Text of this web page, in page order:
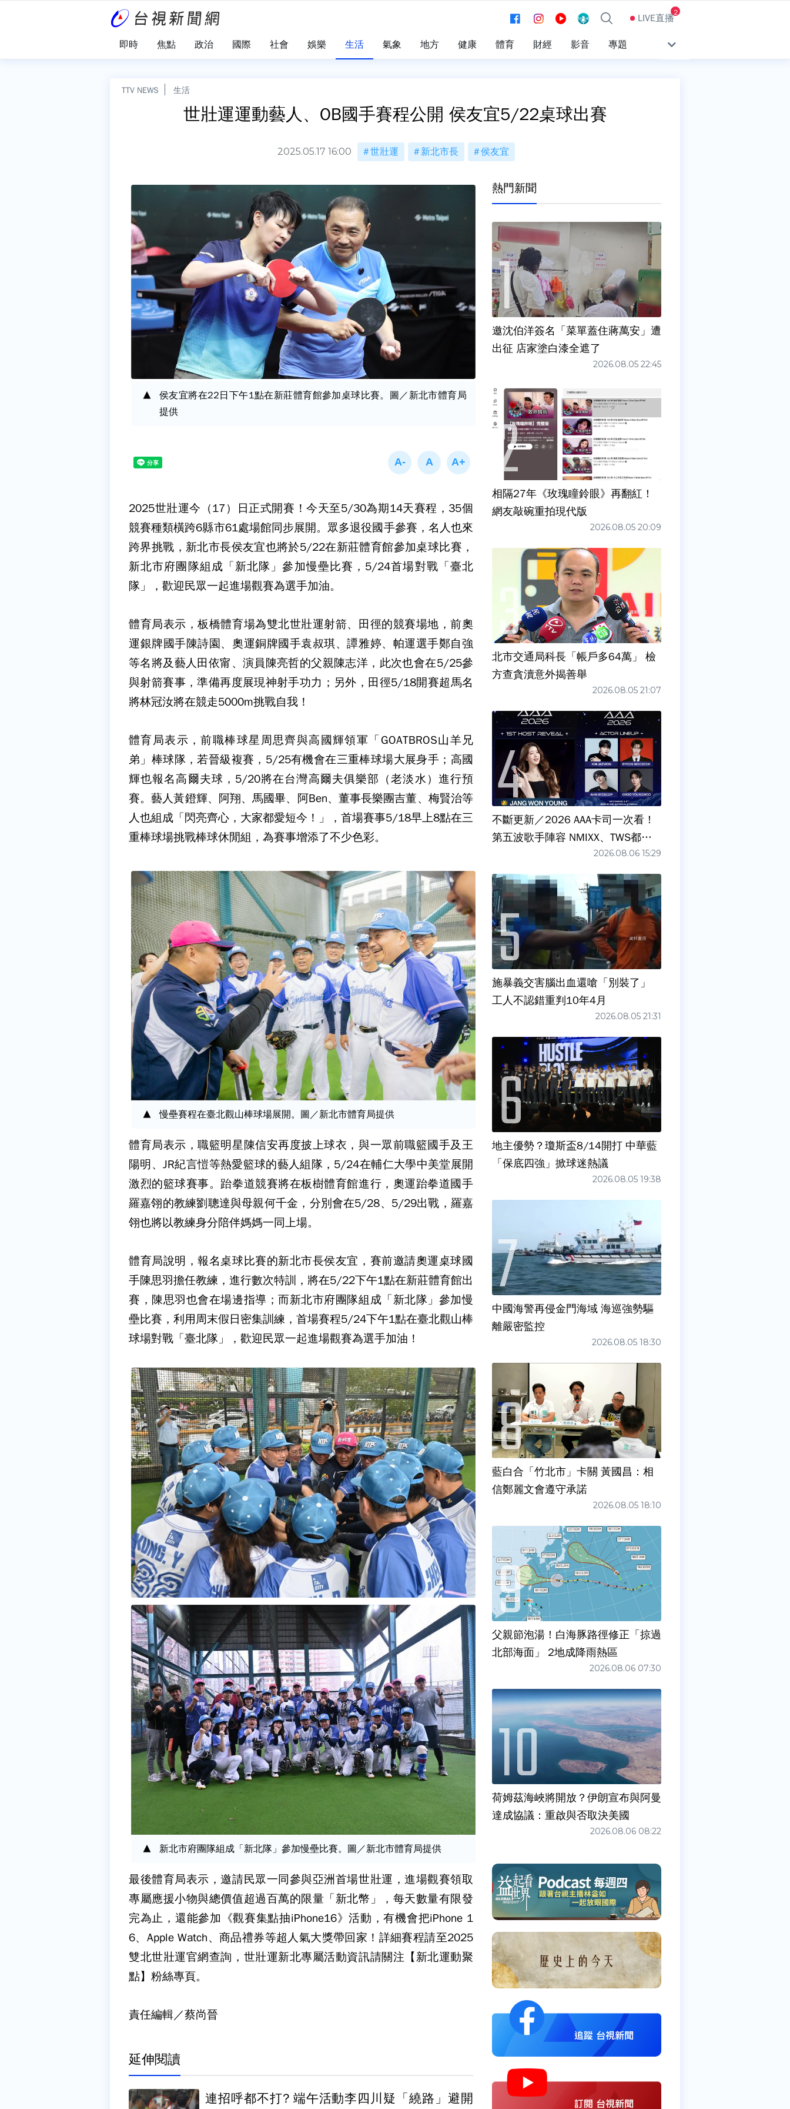
LIVE直播2
即時 焦點 政治 國際 社會 娛樂 生活 氣象 地方 健康 體育 財經 影音 專題
TTV NEWS 生活
世壯運運動藝人、OB國手賽程公開 侯友宜5/22桌球出賽
2025.05.17 16:00 世壯運 新北市長 侯友宜
侯友宜將在22日下午1點在新莊體育館參加桌球比賽。圖／新北市體育局
提供
2025世壯運今（17）日正式開賽！今天至5/30為期14天賽程，35個
競賽種類橫跨6縣市61處場館同步展開。眾多退役國手參賽，名人也來
跨界挑戰，新北市長侯友宜也將於5/22在新莊體育館參加桌球比賽，
新北市府團隊組成「新北隊」參加慢壘比賽，5/24首場對戰「臺北
隊」，歡迎民眾一起進場觀賽為選手加油。
體育局表示，板橋體育場為雙北世壯運射箭、田徑的競賽場地，前奧
運銀牌國手陳詩園、奧運銅牌國手袁叔琪、譚雅婷、帕運選手鄭自強
等名將及藝人田依甯、演員陳亮哲的父親陳志洋，此次也會在5/25參
與射箭賽事，準備再度展現神射手功力；另外，田徑5/18開賽超馬名
將林冠汝將在競走5000m挑戰自我！
體育局表示，前職棒球星周思齊與高國輝領軍「GOATBROS山羊兄
弟」棒球隊，若晉級複賽，5/25有機會在三重棒球場大展身手；高國
輝也報名高爾夫球，5/20將在台灣高爾夫俱樂部（老淡水）進行預
賽。藝人黃鐙輝、阿翔、馬國畢、阿Ben、董事長樂團吉董、梅賢治等
人也組成「閃亮齊心，大家都愛短今！」，首場賽事5/18早上8點在三
重棒球場挑戰棒球休閒組，為賽事增添了不少色彩。
慢壘賽程在臺北觀山棒球場展開。圖／新北市體育局提供
體育局表示，職籃明星陳信安再度披上球衣，與一眾前職籃國手及王
陽明、JR紀言愷等熱愛籃球的藝人組隊，5/24在輔仁大學中美堂展開
激烈的籃球賽事。跆拳道競賽將在板樹體育館進行，奧運跆拳道國手
羅嘉翎的教練劉聰達與母親何千金，分別會在5/28、5/29出戰，羅嘉
翎也將以教練身分陪伴媽媽一同上場。
體育局說明，報名桌球比賽的新北市長侯友宜，賽前邀請奧運桌球國
手陳思羽擔任教練，進行數次特訓，將在5/22下午1點在新莊體育館出
賽，陳思羽也會在場邊指導；而新北市府團隊組成「新北隊」參加慢
壘比賽，利用周末假日密集訓練，首場賽程5/24下午1點在臺北觀山棒
球場對戰「臺北隊」，歡迎民眾一起進場觀賽為選手加油！
新北市府團隊組成「新北隊」參加慢壘比賽。圖／新北市體育局提供
最後體育局表示，邀請民眾一同參與亞洲首場世壯運，進場觀賽領取
專屬應援小物與總價值超過百萬的限量「新北幣」，每天數量有限發
完為止，還能參加《觀賽集點抽iPhone16》活動，有機會把iPhone 1
6、Apple Watch、商品禮券等超人氣大獎帶回家！詳細賽程請至2025
雙北世壯運官網查詢，世壯運新北專屬活動資訊請關注【新北運動聚
點】粉絲專頁。
責任編輯／蔡尚晉
延伸閱讀
連招呼都不打? 端午活動李四川疑「繞路」避開
熱門新聞
邀沈伯洋簽名「菜單蓋住蔣萬安」遭
出征 店家塗白漆全遮了
2026.08.05 22:45
相隔27年《玫瑰瞳鈴眼》再翻紅！
網友敲碗重拍現代版
2026.08.05 20:09
北市交通局科長「帳戶多64萬」 檢
方查貪瀆意外揭善舉
2026.08.05 21:07
不斷更新／2026 AAA卡司一次看！
第五波歌手陣容 NMIXX、TWS都要
2026.08.06 15:29
施暴義交害腦出血還嗆「別裝了」
工人不認錯重判10年4月
2026.08.05 21:31
地主優勢？瓊斯盃8/14開打 中華藍
「保底四強」掀球迷熱議
2026.08.05 19:38
中國海警再侵金門海域 海巡強勢驅
離嚴密監控
2026.08.05 18:30
藍白合「竹北市」卡關 黃國昌：相
信鄭麗文會遵守承諾
2026.08.05 18:10
父親節泡湯！白海豚路徑修正「掠過
北部海面」 2地成降雨熱區
2026.08.06 07:30
荷姆茲海峽將開放？伊朗宣布與阿曼
達成協議：重啟與否取決美國
2026.08.06 08:22